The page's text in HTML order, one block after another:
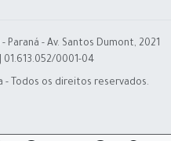
- Av. Santos Dumont, 2021
01.613.052/0001-04
- Todos os direitos reservados.